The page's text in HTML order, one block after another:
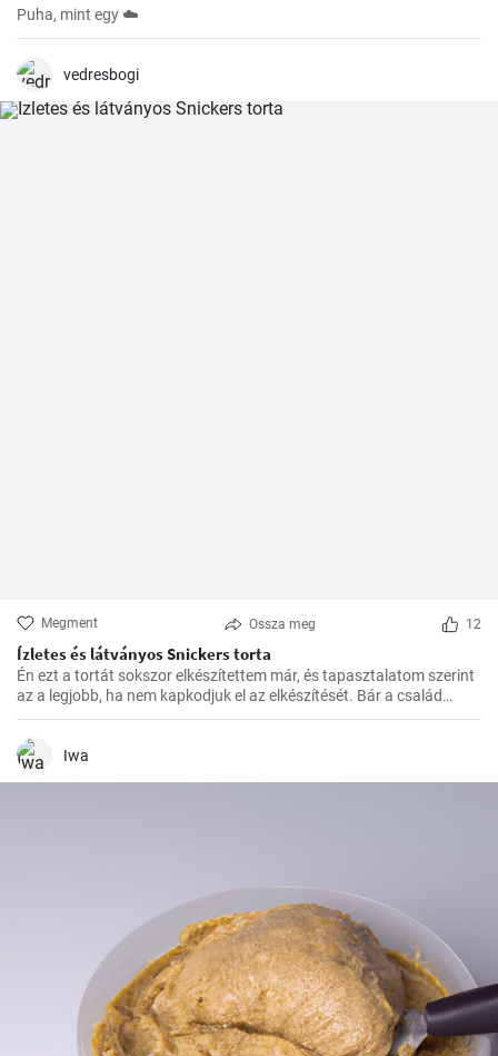
Puha, mint egy ☁️
vedresbogi
Megment Ossza meg 12
Ízletes és látványos Snickers torta
Én ezt a tortát sokszor elkészítettem már, és tapasztalatom szerint
az a legjobb, ha nem kapkodjuk el az elkészítését. Bár a család
mindig türelmetlenül várja, de megéri kivárni, hogy minden réteg
megfelelően megszilárduljon. Így lesz igazán ízletes és látványos a
végeredmény!
Iwa